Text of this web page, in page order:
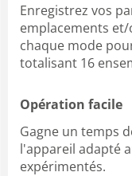
Enregistrez vos
emplacements
chaque mode
totalisant 16
Opération facile
Gagne un temps
l'appareil adapté
expérimentés.